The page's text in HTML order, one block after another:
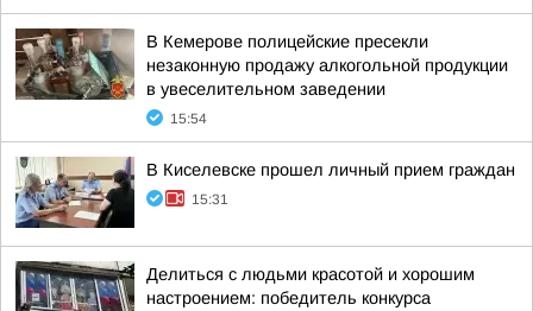
В Кемерове полицейские пресекли
незаконную продажу алкогольной продукции
в увеселительном заведении
15:54
В Киселевске прошел личный прием граждан
15:31
Делиться с людьми красотой и хорошим
настроением: победитель конкурса